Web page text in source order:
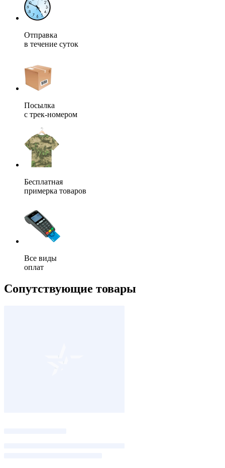
Отправка
в течение суток
Посылка
с трек-номером
Бесплатная
примерка товаров
Все виды
оплат
Сопутствующие товары